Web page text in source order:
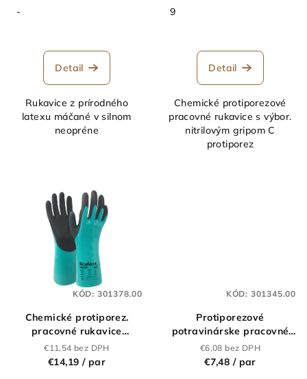
-
Detail
Rukavice z prírodného
latexu máčané v silnom
neopréne
9
Detail
Chemické protiporezové
pracovné rukavice s výbor.
nitrilovým gripom C
protiporez
Chemické protiporez.
pracovné rukavice
XCELLENT 78-309
€11,54 bez DPH
€14,19 / par
KÓD: 301378.00
Protiporezové
potravinárske pracovné
rukavice XCELLENT 12-
260
€6,08 bez DPH
€7,48 / par
KÓD: 301345.00